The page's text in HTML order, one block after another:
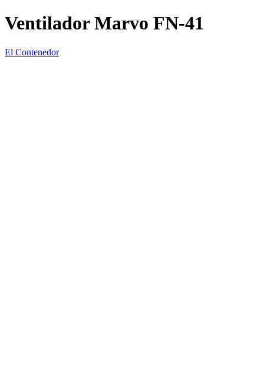
Ventilador Marvo FN-41
El Contenedor